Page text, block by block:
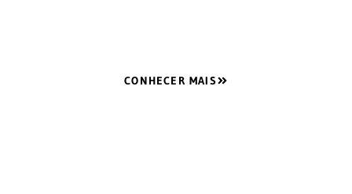
CONHECER MAIS